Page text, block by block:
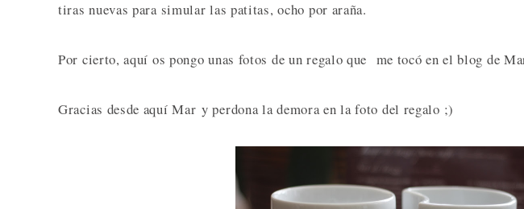
tiras nuevas para simular las patitas, ocho por araña.
Por cierto, aquí os pongo unas fotos de un regalo que me tocó en el blog de
Gracias desde aquí Mar y perdona la demora en la foto del regalo ;)